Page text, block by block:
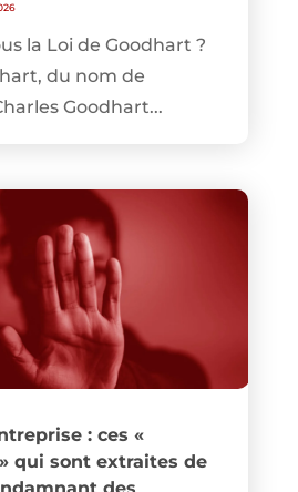
la Loi de Goodhart ?
du nom de
Goodhart...
: ces «
qui sont extraites de
des